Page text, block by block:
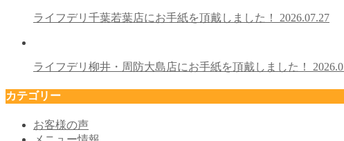
ライフデリ千葉若葉店にお手紙を頂戴しました！ 2026.07.27
ライフデリ柳井・周防大島店にお手紙を頂戴しました！
カテゴリー
お客様の声